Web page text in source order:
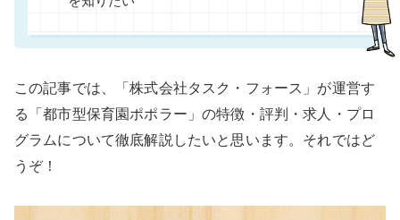
この記事では、「株式会社タスク・フォース」が運営す
る「都市型保育園ポポラー」の特徴・評判・求人・プロ
グラムについて徹底解説したいと思います。それではど
うぞ！